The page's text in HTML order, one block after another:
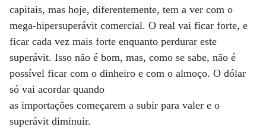
capitais, mas hoje, diferentemente, tem a ver com o
mega-hipersuperávit comercial. O real vai ficar forte, e
ficar cada vez mais forte enquanto perdurar este
superávit. Isso não é bom, mas, como se sabe, não é
possível ficar com o dinheiro e com o almoço. O dólar
só vai acordar quando
as importações começarem a subir para valer e o
superávit diminuir.